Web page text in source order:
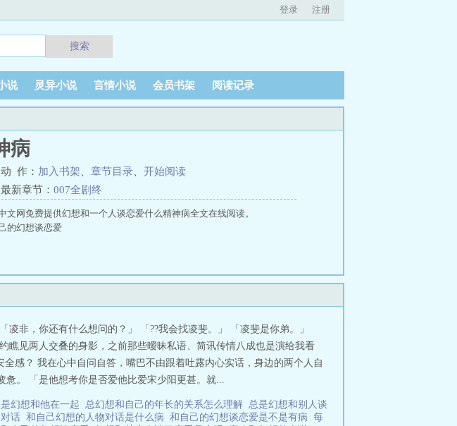
登录 注册
搜索
说 灵异小说 言情小说 会员书架 阅读记录
病
动 作： 加入书架 章节目录
开始阅读
最新章节： 007全剧终
网免费提供幻想和一个人谈恋爱什么精神病全文在线阅读。
的幻想谈恋爱
非，你还有什么想问的？」 「??我会找凌斐。」 「凌斐是你弟。」
瞧见两人交叠的身影，之前那些曖昧私语、简讯传情八成也是演给我看
感？ 我在心中自问自答，嘴巴不由跟着吐露内心实话，身边的两个人自
。 「是他想考你是否爱他比爱宋少阳更甚。就...
幻想和他在一起 总幻想和自己的年长的关系怎么理解 总是幻想和别人谈
话 和自己幻想的人物对话是什么病 和自己的幻想谈恋爱是不是有病 每